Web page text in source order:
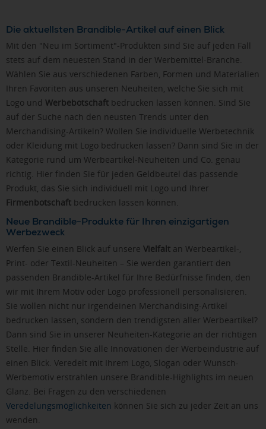
Die aktuellsten Brandible-Artikel auf einen Blick
Mit den "Neu im Sortiment"-Produkten sind Sie auf jeden Fall
stets auf dem neuesten Stand in der Werbemittel-Branche.
Wählen Sie aus verschiedenen Farben, Formen und Materialien
Ihren Favoriten aus unseren Neuheiten, welche Sie sich mit
Logo und Werbebotschaft bedrucken lassen können. Sind Sie
auf der Suche nach den neusten Trends unter den
Merchandising-Artikeln? Wollen Sie individuelle Werbetechnik
oder Kleidung mit Logo bedrucken lassen? Dann sind Sie in der
Kategorie rund um Werbeartikel-Neuheiten und Co. genau
richtig. Hier finden Sie für jeden Geldbeutel das passende
Produkt, das Sie sich individuell mit Logo und Ihrer
Firmenbotschaft bedrucken lassen können.
Neue Brandible-Produkte für Ihren einzigartigen
Werbezweck
Werfen Sie einen Blick auf unsere Vielfalt an Werbeartikel-,
Print- oder Textil-Neuheiten – Sie werden garantiert den
passenden Brandible-Artikel für Ihre Bedürfnisse finden, den
wir mit Ihrem Motiv oder Logo professionell personalisieren.
Sie wollen nicht nur irgendeinen Merchandising-Artikel
bedrucken lassen, sondern den trendigsten aller Werbeartikel?
Dann sind Sie in unserer Neuheiten-Kategorie an der richtigen
Stelle. Hier finden Sie alle Innovationen der Werbeindustrie auf
einen Blick. Veredelt mit Ihrem Logo, Slogan oder Wunsch-
Werbemotiv erstrahlen unsere Brandible-Highlights im neuen
Glanz. Bei Fragen zu den verschiedenen
Veredelungsmöglichkeiten können Sie sich zu jeder Zeit an uns
wenden.